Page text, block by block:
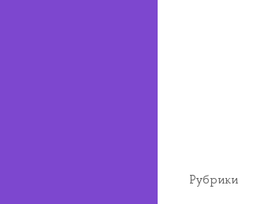
Рубрики